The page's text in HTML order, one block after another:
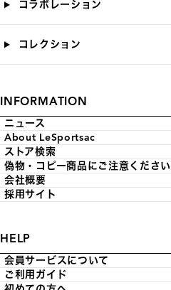
コラボレーション
コレクション
INFORMATION
ニュース
About LeSportsac
ストア検索
偽物・コピー商品にご注意ください
会社概要
採用サイト
HELP
会員サービスについて
ご利用ガイド